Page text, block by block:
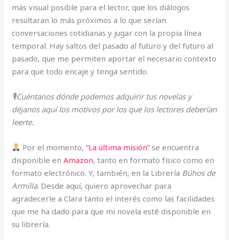
más visual posible para el lector, que los diálogos
resultaran lo más próximos a lo que serían
conversaciones cotidianas y jugar con la propia línea
temporal. Hay saltos del pasado al futuro y del futuro al
pasado, que me permiten aportar el necesario contexto
para que todo encaje y tenga sentido.
🎙Cuéntanos dónde podemos adquirir tus novelas y
déjanos aquí los motivos por los que los lectores deberían
leerte.
Por el momento,“La última misión” se encuentra
disponible enAmazon, tanto en formato físico como en
formato electrónico. Y, también, en la Librería Búhos de
Armilla. Desde aquí, quiero aprovechar para
agradecerle a Clara tanto el interés como las facilidades
que me ha dado para que mi novela esté disponible en
su librería.